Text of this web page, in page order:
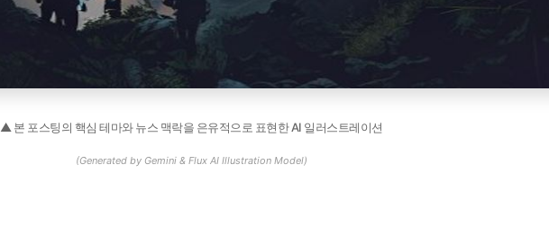
▲ 본 포스팅의 핵심 테마와 뉴스 맥락을 은유적으로 표현한 AI 일러스트레이션
(Generated by Gemini & Flux AI Illustration Model)